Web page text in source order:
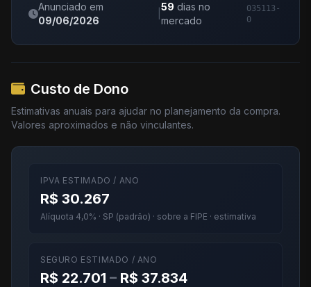
Anunciado em
09/06/2026
59 dias no
mercado
035113-
0
Custo de Dono
Estimativas anuais para ajudar no planejamento da compra.
Valores aproximados e não vinculantes.
IPVA ESTIMADO / ANO
R$ 30.267
Alíquota 4,0% · SP (padrão) · sobre a FIPE · estimativa
SEGURO ESTIMADO / ANO
R$ 22.701 – R$ 37.834